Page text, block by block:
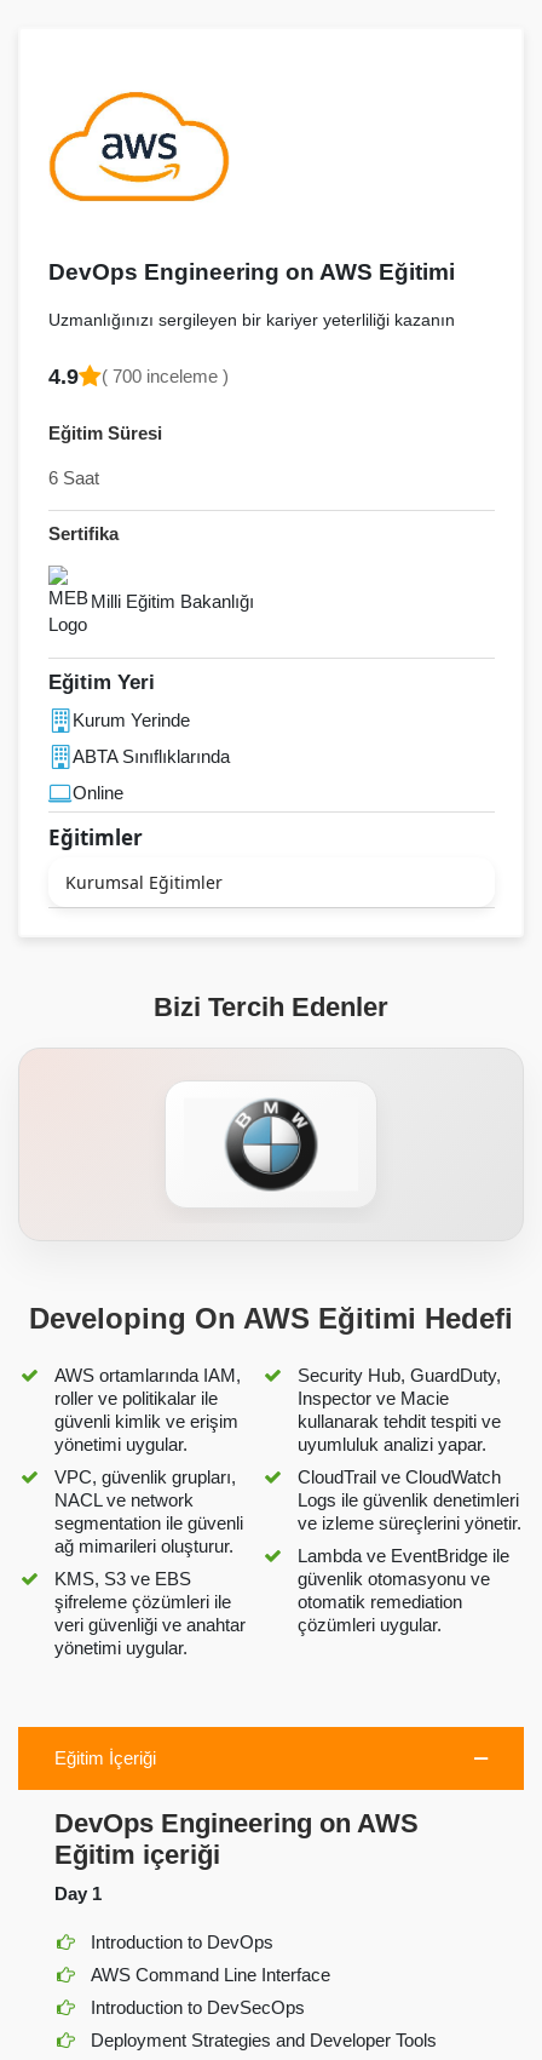
DevOps Engineering on AWS Eğitimi
Uzmanlığınızı sergileyen bir kariyer yeterliliği kazanın
4.9 ( 700 inceleme )
Eğitim Süresi
6 Saat
Sertifika
Milli Eğitim Bakanlığı
Eğitim Yeri
Kurum Yerinde
ABTA Sınıflıklarında
Online
Eğitimler
Kurumsal Eğitimler
Bizi Tercih Edenler
Developing On AWS Eğitimi Hedefi
AWS ortamlarında IAM,
roller ve politikalar ile
güvenli kimlik ve erişim
yönetimi uygular.
VPC, güvenlik grupları,
NACL ve network
segmentation ile güvenli
ağ mimarileri oluşturur.
KMS, S3 ve EBS
şifreleme çözümleri ile
veri güvenliği ve anahtar
yönetimi uygular.
Security Hub, GuardDuty,
Inspector ve Macie
kullanarak tehdit tespiti ve
uyumluluk analizi yapar.
CloudTrail ve CloudWatch
Logs ile güvenlik denetimleri
ve izleme süreçlerini yönetir.
Lambda ve EventBridge ile
güvenlik otomasyonu ve
otomatik remediation
çözümleri uygular.
Eğitim İçeriği
DevOps Engineering on AWS
Eğitim içeriği
Day 1
Introduction to DevOps
AWS Command Line Interface
Introduction to DevSecOps
Deployment Strategies and Developer Tools